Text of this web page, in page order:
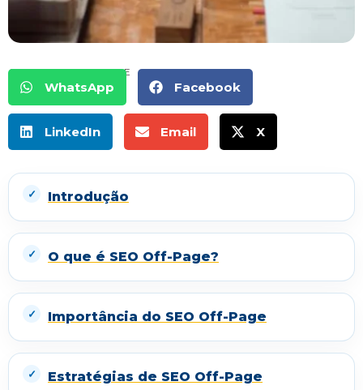
COMPARTILHE
WhatsApp Facebook
LinkedIn Email X
Introdução
O que é SEO Off-Page?
Importância do SEO Off-Page
Estratégias de SEO Off-Page